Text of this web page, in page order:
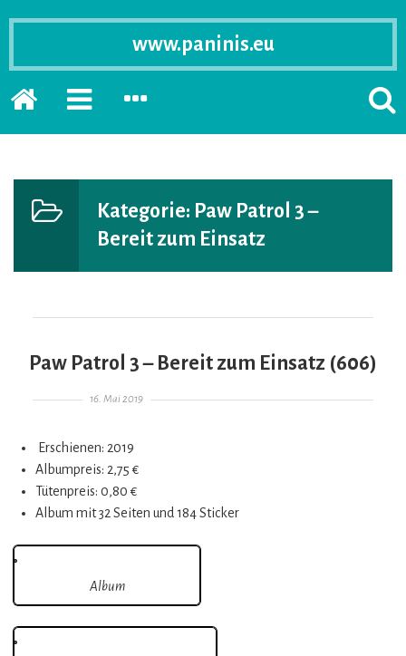
www.paninis.eu
Startseite
PRIMÄRE
ERWEITERN
SEKUNDÄRE
ERWEITERN
Kategorie: Paw Patrol 3 –
Bereit zum Einsatz
Paw Patrol 3 – Bereit zum Einsatz (606)
Gepostet am
16. Mai 2019
Erschienen: 2019
Albumpreis: 2,75 €
Tütenpreis: 0,80 €
Album mit 32 Seiten und 184 Sticker
Album